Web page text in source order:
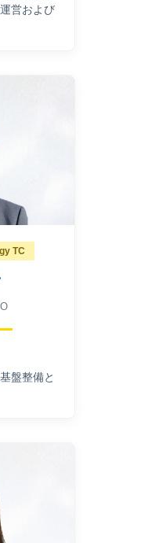
営および
TC
盤整備と